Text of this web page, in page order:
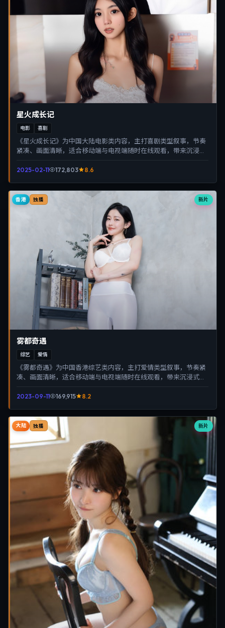
星火成长记
电影 喜剧
《星火成长记》为中国大陆电影类内容，主打喜剧类型叙事，节奏
紧凑、画面清晰，适合移动端与电视端随时在线观看，带来沉浸式
2025-02-11 172,803 8.6
新片
香港 独播
雾都奇遇
综艺 爱情
《雾都奇遇》为中国香港综艺类内容，主打爱情类型叙事，节奏紧
凑、画面清晰，适合移动端与电视端随时在线观看，带来沉浸式视
2023-09-11 169,915 8.2
新片
大陆 独播